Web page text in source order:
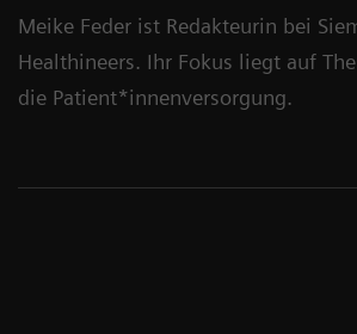
Meike Feder ist Redakteurin bei
Healthineers. Ihr Fokus liegt auf
die Patient*innenversorgung.